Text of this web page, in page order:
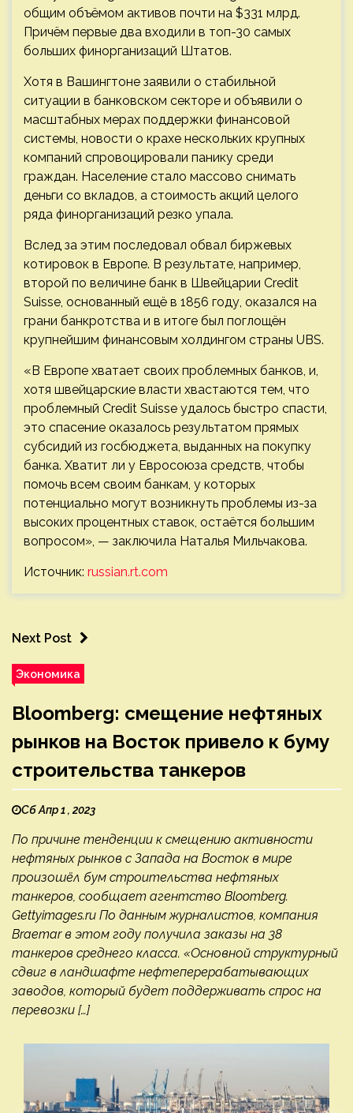
общим объёмом активов почти на $331 млрд.
Причём первые два входили в топ-30 самых
больших финорганизаций Штатов.
Хотя в Вашингтоне заявили о стабильной
ситуации в банковском секторе и объявили о
масштабных мерах поддержки финансовой
системы, новости о крахе нескольких крупных
компаний спровоцировали панику среди
граждан. Население стало массово снимать
деньги со вкладов, а стоимость акций целого
ряда финорганизаций резко упала.
Вслед за этим последовал обвал биржевых
котировок в Европе. В результате, например,
второй по величине банк в Швейцарии Credit
Suisse, основанный ещё в 1856 году, оказался на
грани банкротства и в итоге был поглощён
крупнейшим финансовым холдингом страны UBS.
«В Европе хватает своих проблемных банков, и,
хотя швейцарские власти хвастаются тем, что
проблемный Credit Suisse удалось быстро спасти,
это спасение оказалось результатом прямых
субсидий из госбюджета, выданных на покупку
банка. Хватит ли у Евросоюза средств, чтобы
помочь всем своим банкам, у которых
потенциально могут возникнуть проблемы из-за
высоких процентных ставок, остаётся большим
вопросом», — заключила Наталья Мильчакова.
Источник: russian.rt.com
Next Post
Экономика
Bloomberg: смещение нефтяных
рынков на Восток привело к буму
строительства танкеров
Сб Апр 1 , 2023
По причине тенденции к смещению активности
нефтяных рынков с Запада на Восток в мире
произошёл бум строительства нефтяных
танкеров, сообщает агентство Bloomberg.
Gettyimages.ru По данным журналистов, компания
Braemar в этом году получила заказы на 38
танкеров среднего класса. «Основной структурный
сдвиг в ландшафте нефтеперерабатывающих
заводов, который будет поддерживать спрос на
перевозки […]